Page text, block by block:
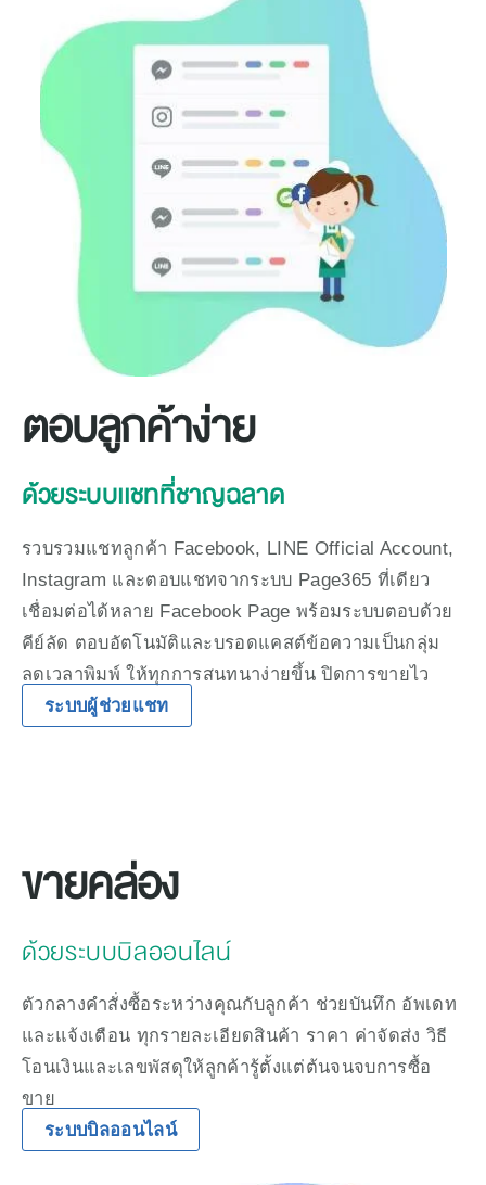
ตอบลูกค้าง่าย
ด้วยระบบเเชทที่ชาญฉลาด
รวบรวมแชทลูกค้า Facebook, LINE Official Account,
Instagram และตอบแชทจากระบบ Page365 ที่เดียว
เชื่อมต่อได้หลาย Facebook Page พร้อมระบบตอบด้วย
คีย์ลัด ตอบอัตโนมัติและบรอดแคสต์ข้อความเป็นกลุ่ม
ลดเวลาพิมพ์ ให้ทุกการสนทนาง่ายขึ้น ปิดการขายไว
ระบบผู้ช่วยแชท
ขายคล่อง
ด้วยระบบบิลออนไลน์
ตัวกลางคำสั่งซื้อระหว่างคุณกับลูกค้า ช่วยบันทึก อัพเดท
และแจ้งเตือน ทุกรายละเอียดสินค้า ราคา ค่าจัดส่ง วิธี
โอนเงินและเลขพัสดุให้ลูกค้ารู้ตั้งแต่ต้นจนจบการซื้อ
ขาย
ระบบบิลออนไลน์